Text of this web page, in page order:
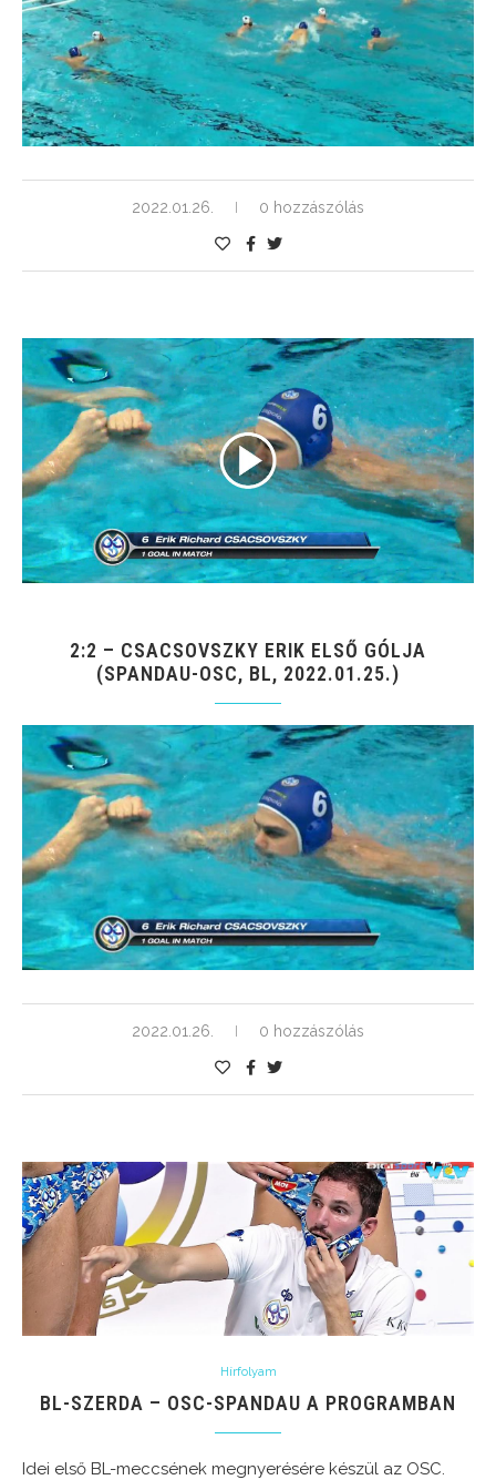
2022.01.26. 0 hozzászólás
2:2 – CSACSOVSZKY ERIK ELSŐ GÓLJA
(SPANDAU-OSC, BL, 2022.01.25.)
2022.01.26. 0 hozzászólás
Hírfolyam
BL-SZERDA – OSC-SPANDAU A PROGRAMBAN
Idei első BL-meccsének megnyerésére készül az OSC.